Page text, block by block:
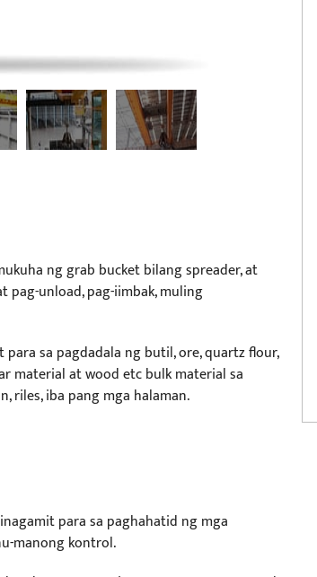
ng grab bucket bilang spreader, at
pag-unload, pag-iimbak, muling
sa pagdadala ng butil, ore, quartz flour,
material at wood etc bulk material sa
riles, iba pang mga halaman.
para sa paghahatid ng mga
manong kontrol.